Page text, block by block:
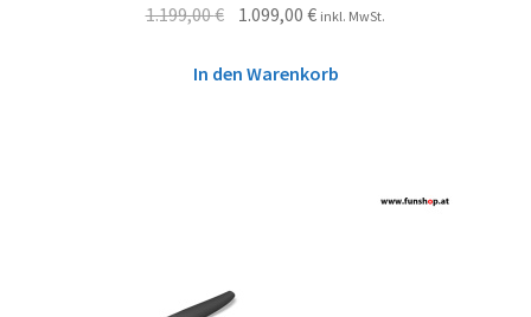
1.199,00€ 1.099,00€ inkl. MwSt.
In den Warenkorb